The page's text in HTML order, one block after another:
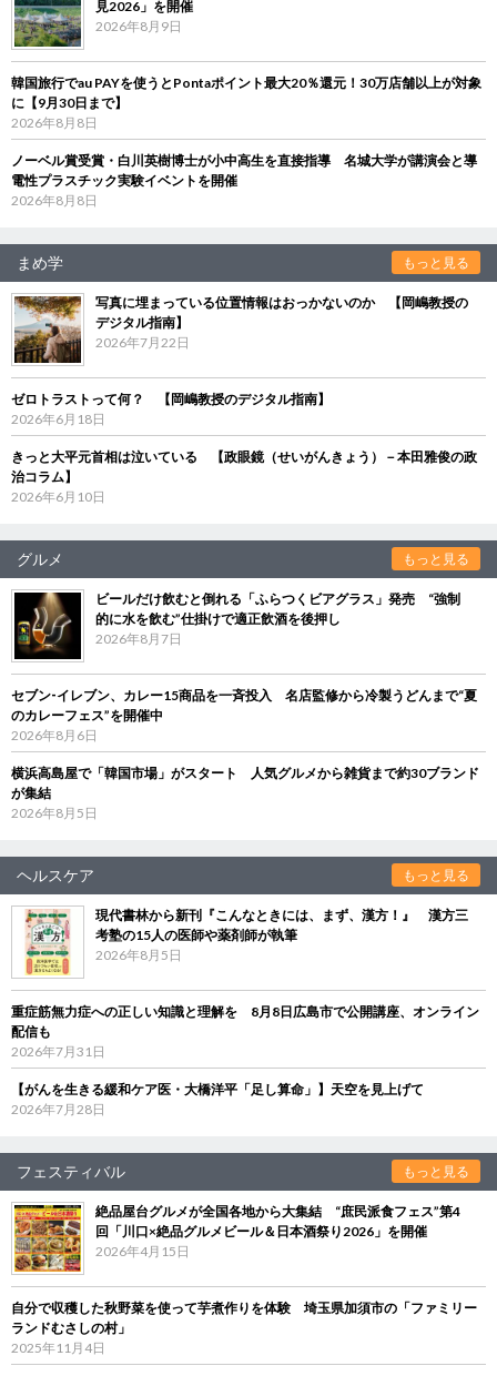
見2026」を開催
2026年8月9日
韓国旅行でau PAYを使うとPontaポイント最大20％還元！30万店舗以上が対象
に【9月30日まで】
2026年8月8日
ノーベル賞受賞・白川英樹博士が小中高生を直接指導 名城大学が講演会と導
電性プラスチック実験イベントを開催
2026年8月8日
まめ学 もっと見る
写真に埋まっている位置情報はおっかないのか 【岡嶋教授の
デジタル指南】
2026年7月22日
ゼロトラストって何？ 【岡嶋教授のデジタル指南】
2026年6月18日
きっと大平元首相は泣いている 【政眼鏡（せいがんきょう）－本田雅俊の政
治コラム】
2026年6月10日
グルメ もっと見る
ビールだけ飲むと倒れる「ふらつくビアグラス」発売 “強制
的に水を飲む”仕掛けで適正飲酒を後押し
2026年8月7日
セブン‐イレブン、カレー15商品を一斉投入 名店監修から冷製うどんまで“夏
のカレーフェス”を開催中
2026年8月6日
横浜高島屋で「韓国市場」がスタート 人気グルメから雑貨まで約30ブランド
が集結
2026年8月5日
ヘルスケア もっと見る
現代書林から新刊『こんなときには、まず、漢方！』 漢方三
考塾の15人の医師や薬剤師が執筆
2026年8月5日
重症筋無力症への正しい知識と理解を 8月8日広島市で公開講座、オンライン
配信も
2026年7月31日
【がんを生きる緩和ケア医・大橋洋平「足し算命」】天空を見上げて
2026年7月28日
フェスティバル もっと見る
絶品屋台グルメが全国各地から大集結 “庶民派食フェス”第4
回「川口×絶品グルメビール＆日本酒祭り2026」を開催
2026年4月15日
自分で収穫した秋野菜を使って芋煮作りを体験 埼玉県加須市の「ファミリー
ランドむさしの村」
2025年11月4日